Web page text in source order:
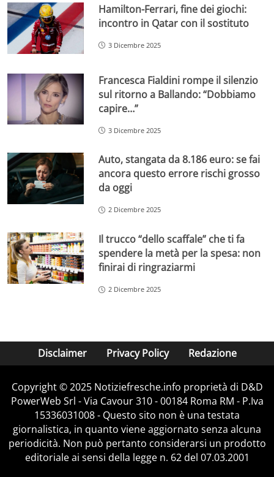
Hamilton-Ferrari, fine dei giochi:
incontro in Qatar con il sostituto
3 Dicembre 2025
Francesca Fialdini rompe il silenzio
sul ritorno a Ballando: “Dobbiamo
capire…”
3 Dicembre 2025
Auto, stangata da 8.186 euro: se fai
ancora questo errore rischi grosso
da oggi
2 Dicembre 2025
Il trucco “dello scaffale” che ti fa
spendere la metà per la spesa: non
finirai di ringraziarmi
2 Dicembre 2025
Disclaimer Privacy Policy Redazione
Copyright © 2025 Notiziefresche.info proprietà di D&D
PowerWeb Srl - Via Cavour 310 - 00184 Roma RM - P.Iva
15336031008 - Questo sito non è una testata
giornalistica, in quanto viene aggiornato senza alcuna
periodicità. Non può pertanto considerarsi un prodotto
editoriale ai sensi della legge n. 62 del 07.03.2001